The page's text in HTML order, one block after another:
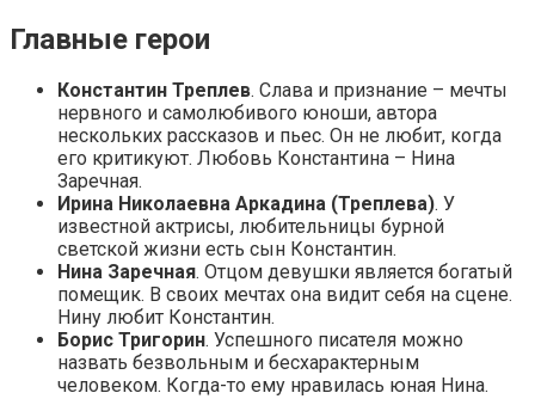
Главные герои
Константин Треплев. Слава и признание – мечты
нервного и самолюбивого юноши, автора
нескольких рассказов и пьес. Он не любит, когда
его критикуют. Любовь Константина – Нина
Заречная.
Ирина Николаевна Аркадина (Треплева). У
известной актрисы, любительницы бурной
светской жизни есть сын Константин.
Нина Заречная. Отцом девушки является богатый
помещик. В своих мечтах она видит себя на сцене.
Нину любит Константин.
Борис Тригорин. Успешного писателя можно
назвать безвольным и бесхарактерным
человеком. Когда-то ему нравилась юная Нина.